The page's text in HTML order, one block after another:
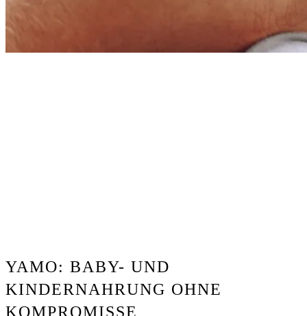
YAMO: BABY- UND
KINDERNAHRUNG OHNE
KOMPROMISSE